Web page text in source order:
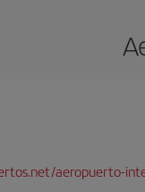
aeropuerto-